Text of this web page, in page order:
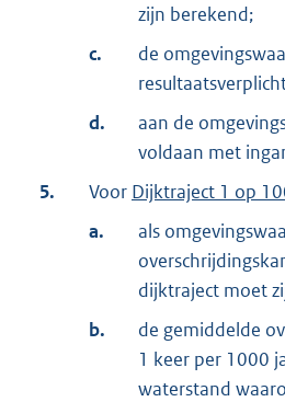
zijn berekend;
c.
de
d.
aan de
voldaan met
5.
Voor Dijktraject 1 op
a.
als
dijktraject moet
b.
de gemiddelde
1 keer per 1000
waterstand